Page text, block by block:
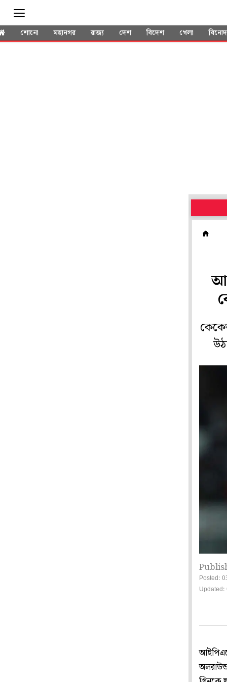
শোনো মহানগর রাজ্য দেশ বিদেশ খেলা
Posted:
Updated: